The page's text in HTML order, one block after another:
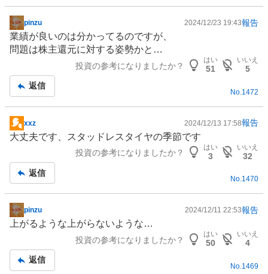
掲
示
板
pinzu 2024/12/23 19:43報告
業績が良いのは分かってるのですが、
問題は株主還元に対する姿勢かと…
投資の参考になりましたか？
はい
51
いいえ
5
返信
No. 1472
掲
示
事
xxz 2024/12/13 17:58報告
大丈夫です、スタッドレスタイヤの季節です
投資の参考になりましたか？
はい
3
いいえ
32
返信
No.1470
掲
示
事
pinzu 2024/12/11 22:53報告
上がるような上がらないような…
投資の参考になりましたか？
はい
50
いいえ
4
返信
No. 1469